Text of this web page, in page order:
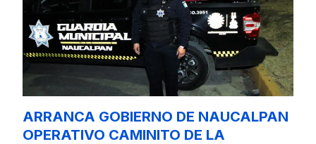
ARRANCA GOBIERNO DE NAUCALPAN
OPERATIVO CAMINITO DE LA